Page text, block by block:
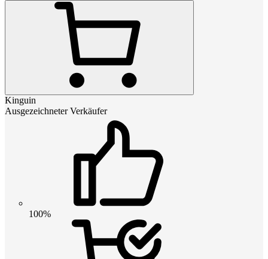
Kinguin
Ausgezeichneter Verkäufer
100%